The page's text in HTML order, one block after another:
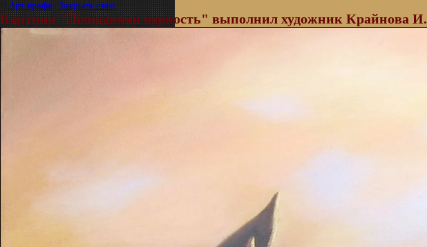
©Арт-профи|Закрыть окно
Картина "Лошадиная верность" выполнил художник Крайнова И.